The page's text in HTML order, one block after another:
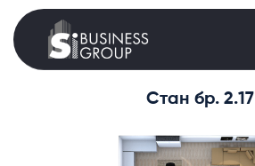
Стан бр. 2.17